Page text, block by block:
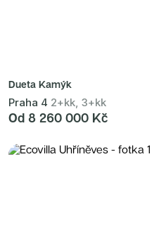
Dueta Kamýk
Praha 4 2+kk, 3+kk
Od 8 260 000 Kč